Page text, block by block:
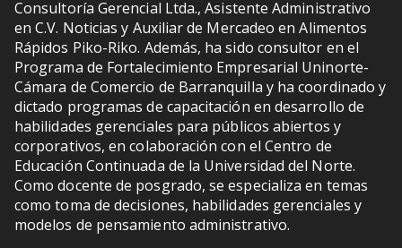
Consultoría Gerencial Ltda., Asistente Administrativo
en C.V. Noticias y Auxiliar de Mercadeo en Alimentos
Rápidos Piko-Riko. Además, ha sido consultor en el
Programa de Fortalecimiento Empresarial Uninorte-
Cámara de Comercio de Barranquilla y ha coordinado y
dictado programas de capacitación en desarrollo de
habilidades gerenciales para públicos abiertos y
corporativos, en colaboración con el Centro de
Educación Continuada de la Universidad del Norte.
Como docente de posgrado, se especializa en temas
como toma de decisiones, habilidades gerenciales y
modelos de pensamiento administrativo.